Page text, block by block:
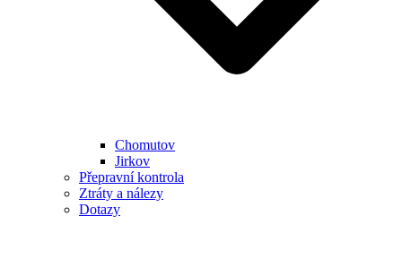
Chomutov
Jirkov
Přepravní kontrola
Ztráty a nálezy
Dotazy